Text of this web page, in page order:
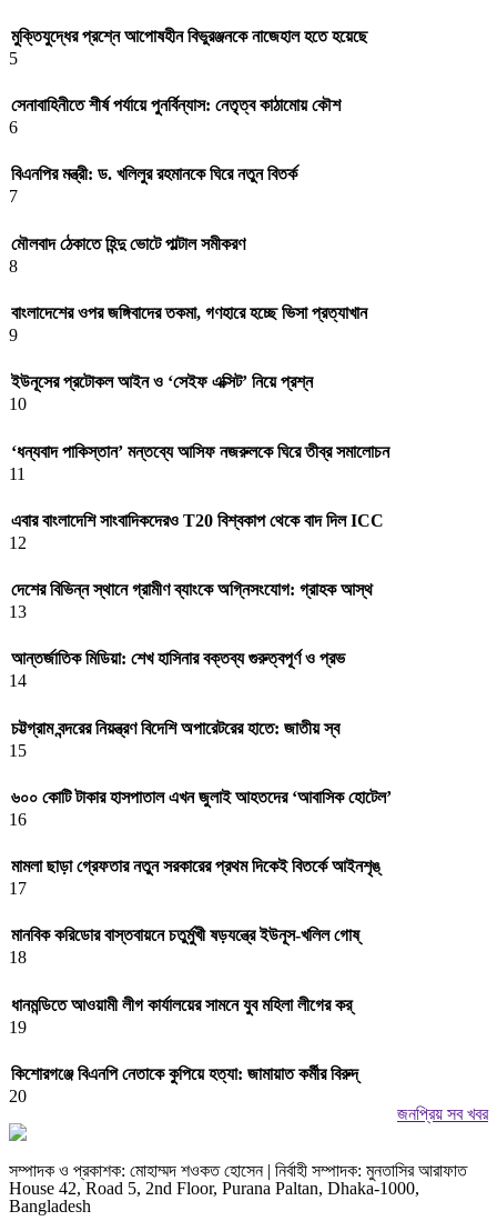
মুক্তিযুদ্ধের প্রশ্নে আপোষহীন বিভুরঞ্জনকে নাজেহাল হতে হয়েছে
5
সেনাবাহিনীতে শীর্ষ পর্যায়ে পুনর্বিন্যাস: নেতৃত্ব কাঠামোয় কৌশ
6
বিএনপির মন্ত্রী: ড. খলিলুর রহমানকে ঘিরে নতুন বিতর্ক
7
মৌলবাদ ঠেকাতে হিন্দু ভোটে পাল্টাল সমীকরণ
8
বাংলাদেশের ওপর জঙ্গিবাদের তকমা, গণহারে হচ্ছে ভিসা প্রত্যাখান
9
ইউনূসের প্রটোকল আইন ও ‘সেইফ এক্সিট’ নিয়ে প্রশ্ন
10
‘ধন্যবাদ পাকিস্তান’ মন্তব্যে আসিফ নজরুলকে ঘিরে তীব্র সমালোচন
11
এবার বাংলাদেশি সাংবাদিকদেরও T20 বিশ্বকাপ থেকে বাদ দিল ICC
12
দেশের বিভিন্ন স্থানে গ্রামীণ ব্যাংকে অগ্নিসংযোগ: গ্রাহক আস্থ
13
আন্তর্জাতিক মিডিয়া: শেখ হাসিনার বক্তব্য গুরুত্বপূর্ণ ও প্রভ
14
চট্টগ্রাম বন্দরের নিয়ন্ত্রণ বিদেশি অপারেটরের হাতে: জাতীয় স্ব
15
৬০০ কোটি টাকার হাসপাতাল এখন জুলাই আহতদের ‘আবাসিক হোটেল’
16
মামলা ছাড়া গ্রেফতার নতুন সরকারের প্রথম দিকেই বিতর্কে আইনশৃঙ্
17
মানবিক করিডোর বাস্তবায়নে চতুর্মুখী ষড়যন্ত্রে ইউনূস-খলিল গোষ্
18
ধানমন্ডিতে আওয়ামী লীগ কার্যালয়ের সামনে যুব মহিলা লীগের কর্
19
কিশোরগঞ্জে বিএনপি নেতাকে কুপিয়ে হত্যা: জামায়াত কর্মীর বিরুদ্
20
জনপ্রিয় সব খবর
সম্পাদক ও প্রকাশক: মোহাম্মদ শওকত হোসেন | নির্বাহী সম্পাদক: মুনতাসির আরাফাত
House 42, Road 5, 2nd Floor, Purana Paltan, Dhaka-1000,
Bangladesh